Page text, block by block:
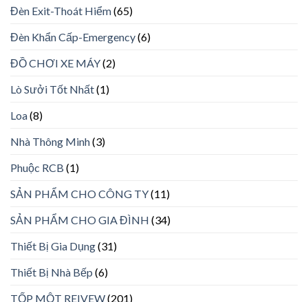
Đèn Exit-Thoát Hiểm(65)
Đèn Khẩn Cấp-Emergency(6)
ĐỒ CHƠI XE MÁY(2)
Lò Sưởi Tốt Nhất(1)
Loa(8)
Nhà Thông Minh(3)
Phuộc RCB (1)
SẢN PHẨM CHO CÔNG TY(11)
SẢN PHẨM CHO GIA ĐÌNH (34)
Thiết Bị Gia Dụng(31)
Thiết Bị Nhà Bếp (6)
TỐP MỘT REIVEW(201)